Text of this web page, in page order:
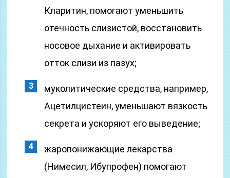
Кларитин, помогают уменьшить
отечность слизистой, восстановить
носовое дыхание и активировать
отток слизи из пазух;
муколитические средства, например,
Ацетилцистеин, уменьшают вязкость
секрета и ускоряют его выведение;
жаропонижающие лекарства
(Нимесил, Ибупрофен) помогают